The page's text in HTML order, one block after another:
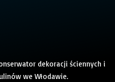
dekoracji ściennych i
we Włodawie.